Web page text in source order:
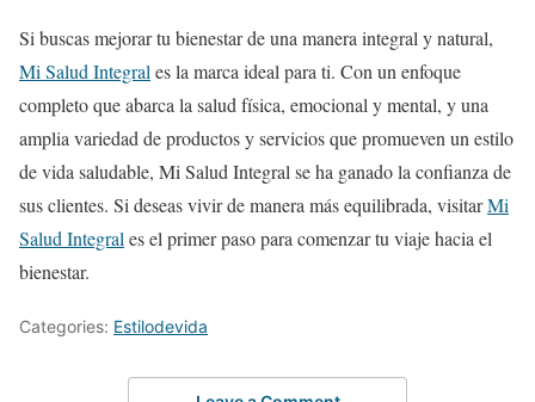
Si buscas mejorar tu bienestar de una manera integral y natural,
Mi Salud Integral es la marca ideal para ti. Con un enfoque
completo que abarca la salud física, emocional y mental, y una
amplia variedad de productos y servicios que promueven un estilo
de vida saludable, Mi Salud Integral se ha ganado la confianza de
sus clientes. Si deseas vivir de manera más equilibrada, visitarMi
Salud Integral es el primer paso para comenzar tu viaje hacia el
bienestar.
Categories: Estilodevida